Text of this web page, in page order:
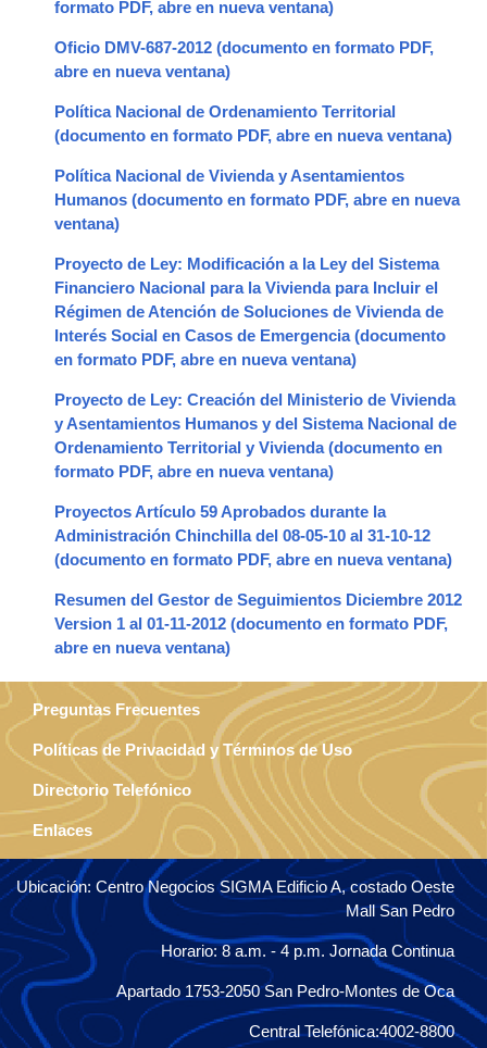
Oficio DMV-687-2012
Política Nacional de Ordenamiento Territorial
Política Nacional de Vivienda y Asentamientos
Humanos
Proyecto de Ley: Modificación a la Ley del Sistema
Financiero Nacional para la Vivienda para Incluir el
Régimen de Atención de Soluciones de Vivienda de
Interés Social en Casos de Emergencia
Proyecto de Ley: Creación del Ministerio de Vivienda
y Asentamientos Humanos y del Sistema Nacional de
Ordenamiento Territorial y Vivienda
Proyectos Artículo 59 Aprobados durante la
Administración Chinchilla del 08-05-10 al 31-10-12
Resumen del Gestor de Seguimientos Diciembre 2012
Version 1 al 01-11-2012
Preguntas Frecuentes
Políticas de Privacidad y Términos de Uso
Directorio Telefónico
Enlaces
Ubicación: Centro Negocios SIGMA Edificio A, costado Oeste
Mall San Pedro
Horario: 8 a.m. - 4 p.m. Jornada Continua
Apartado 1753-2050 San Pedro-Montes de Oca
Central Telefónica:4002-8800